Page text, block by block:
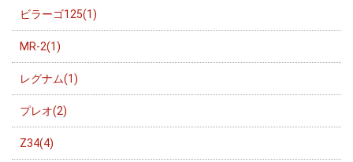
ビラーゴ125(1)
MR-2(1)
レグナム(1)
プレオ(2)
Z34(4)